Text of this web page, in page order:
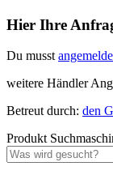
Hier Ihre
Du musst
weitere Händler
Betreut durch: den
Produkt